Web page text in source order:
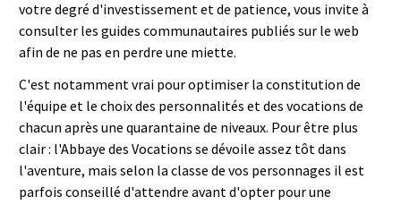
votre degré d'investissement et de patience, vous invite à
consulter les guides communautaires publiés sur le web
afin de ne pas en perdre une miette.
C'est notamment vrai pour optimiser la constitution de
l'équipe et le choix des personnalités et des vocations de
chacun après une quarantaine de niveaux. Pour être plus
clair : l'Abbaye des Vocations se dévoile assez tôt dans
l'aventure, mais selon la classe de vos personnages il est
parfois conseillé d'attendre avant d'opter pour une